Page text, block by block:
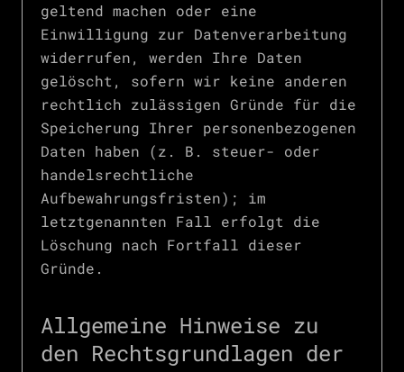
geltend machen oder eine
Einwilligung zur Datenverarbeitung
widerrufen, werden Ihre Daten
gelöscht, sofern wir keine anderen
rechtlich zulässigen Gründe für die
Speicherung Ihrer personenbezogenen
Daten haben (z. B. steuer- oder
handelsrechtliche
Aufbewahrungsfristen); im
letztgenannten Fall erfolgt die
Löschung nach Fortfall dieser
Gründe.
Allgemeine Hinweise zu
den Rechtsgrundlagen der